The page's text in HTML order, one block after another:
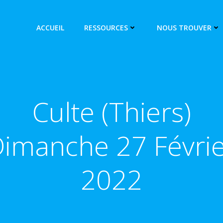
ACCUEIL RESSOURCES NOUS TROUVER
Culte (Thiers)
27
2022